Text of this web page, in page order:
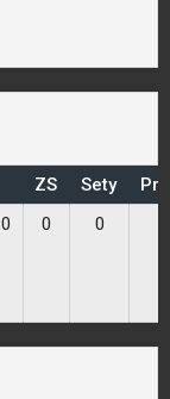
ZS Sety
0 0 0